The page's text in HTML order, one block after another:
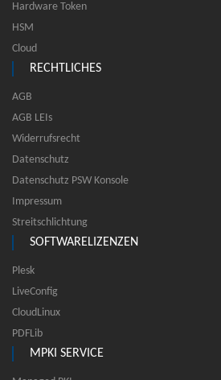
Hardware Token
HSM
Cloud
RECHTLICHES
AGB
AGB LEIs
Widerrufsrecht
Datenschutz
Datenschutz PSW Konsole
Impressum
Streitschlichtung
SOFTWARELIZENZEN
Plesk
LiveConfig
CloudLinux
PDFLib
MPKI SERVICE